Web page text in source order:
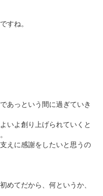
すね。
あっという間に過ぎていき
いよ創り上げられていくと
えに感謝をしたいと思うの
めてだから、何というか、